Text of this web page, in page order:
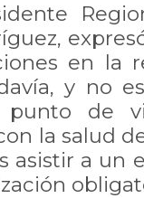
en la
y no
de
la salud
asistir a un